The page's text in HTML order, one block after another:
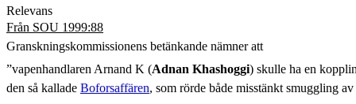
Relevans
Från SOU 1999:88
Granskningskommissionens betänkande nämner att
”vapenhandlaren Arnand K (Adnan Khashoggi) skulle ha en
den så kallade Boforsaffären, som rörde både misstänkt smuggling